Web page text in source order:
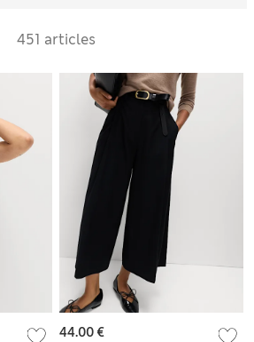
451 articles
44.00 €